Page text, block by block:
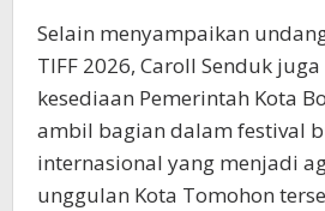
Selain menyampaikan
TIFF 2026, Caroll Senduk
kesediaan Pemerintah Kota
ambil bagian dalam festival
internasional yang menjadi
unggulan Kota Tomohon